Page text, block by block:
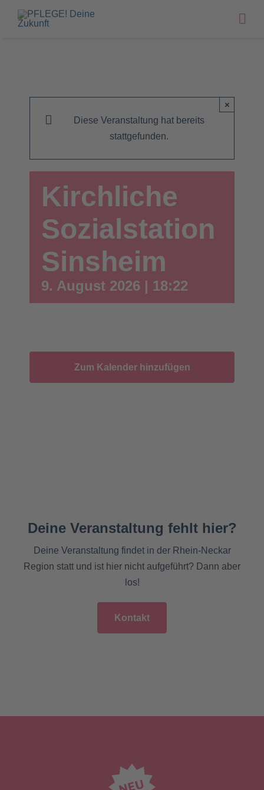
Zum
Inhalt
Diese Veranstaltung hat bereits
stattgefunden.
×
Kirchliche
Sozialstation
Sinsheim
9. August 2026 | 18:22
Zum Kalender hinzufügen
Deine Veranstaltung fehlt hier?
Deine Veranstaltung findet in der Rhein-Neckar
Region statt und ist hier nicht aufgeführt? Dann aber
los!
Kontakt